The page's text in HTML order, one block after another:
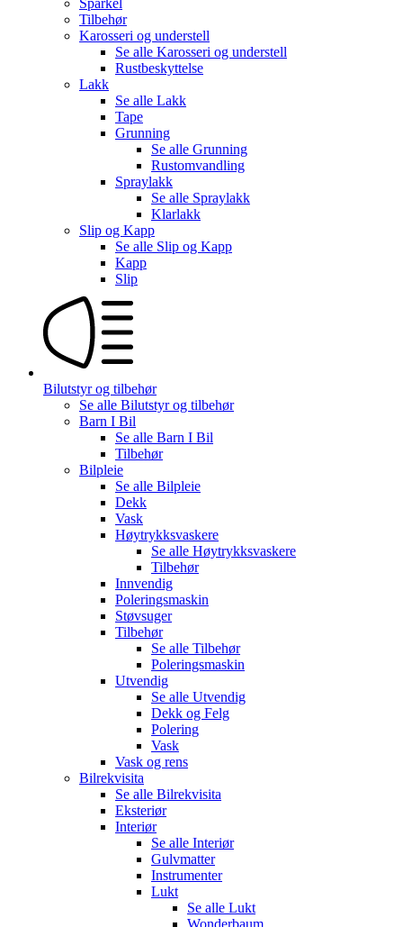
Tilbehør
Karosseri og understell
Se alle Karosseri og understell
Rustbeskyttelse
Lakk
Se alle Lakk
Tape
Grunning
Se alle Grunning
Rustomvandling
Spraylakk
Se alle Spraylakk
Klarlakk
Slip og Kapp
Se alle Slip og Kapp
Kapp
Slip
Bilutstyr og tilbehør
Se alle Bilutstyr og tilbehør
Barn I Bil
Se alle Barn I Bil
Tilbehør
Bilpleie
Se alle Bilpleie
Dekk
Vask
Høytrykksvaskere
Se alle Høytrykksvaskere
Tilbehør
Innvendig
Poleringsmaskin
Støvsuger
Tilbehør
Se alle Tilbehør
Poleringsmaskin
Utvendig
Se alle Utvendig
Dekk og Felg
Polering
Vask
Vask og rens
Bilrekvisita
Se alle Bilrekvisita
Eksteriør
Interiør
Se alle Interiør
Gulvmatter
Instrumenter
Lukt
Se alle Lukt
Wonderbaum